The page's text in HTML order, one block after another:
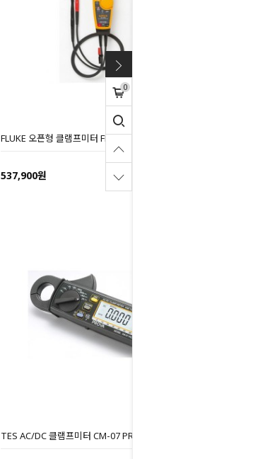
0
FLUKE 오픈형 클램프미터 FLUKE-T6-1000
537,900원
TES AC/DC 클램프미터 CM-07 PRO